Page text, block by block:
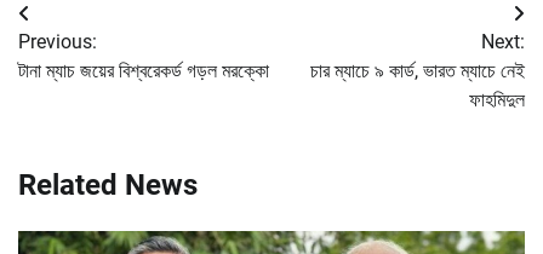
Post
navigation
Previous:
টানা ম্যাচ জয়ের বিশ্বরেকর্ড গড়ল মরক্কো
Next:
চার ম্যাচে ৯ কার্ড, ভারত ম্যাচে নেই
ফাহমিদুল
Related News